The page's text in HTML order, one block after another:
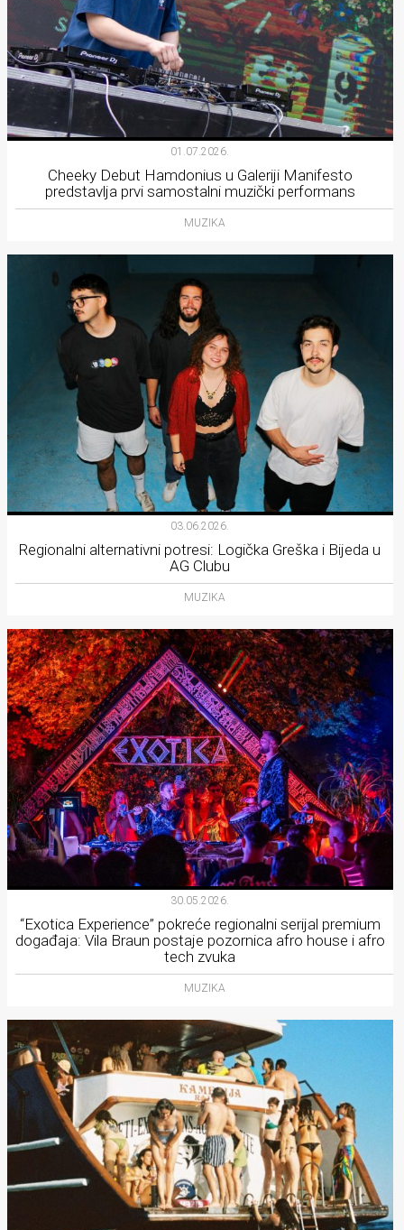
01.07.2026.
Cheeky Debut Hamdonius u Galeriji Manifesto
predstavlja prvi samostalni muzički performans
MUZIKA
03.06.2026.
Regionalni alternativni potresi: Logička Greška i Bijeda u
AG Clubu
MUZIKA
30.05.2026.
“Exotica Experience” pokreće regionalni serijal premium
događaja: Vila Braun postaje pozornica afro house i afro
tech zvuka
MUZIKA